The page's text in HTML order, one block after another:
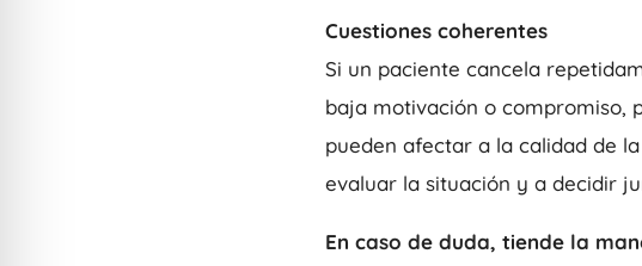
Cuestiones coherentes
Si un paciente cancela
baja motivación o compromiso,
pueden afectar a la calidad de
evaluar la situación y a decidir
En caso de duda, tiende la